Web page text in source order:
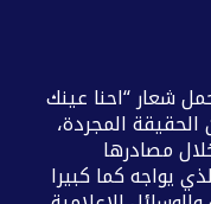
شعار “احنا عينك
المجردة،
مصادرها
يواجه كما كبيرا